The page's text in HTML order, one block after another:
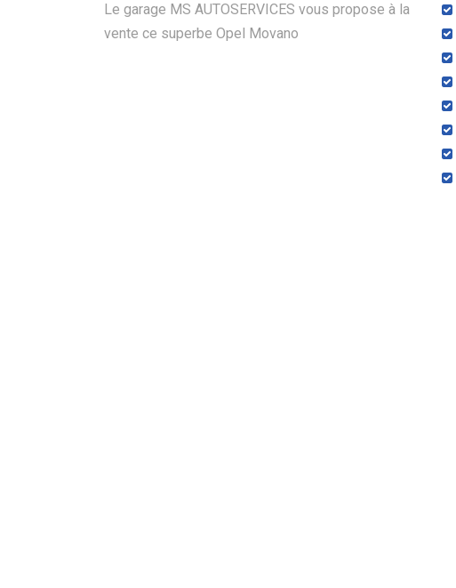
Le garage MS AUTOSERVICES vous propose à la
vente ce superbe Opel Movano